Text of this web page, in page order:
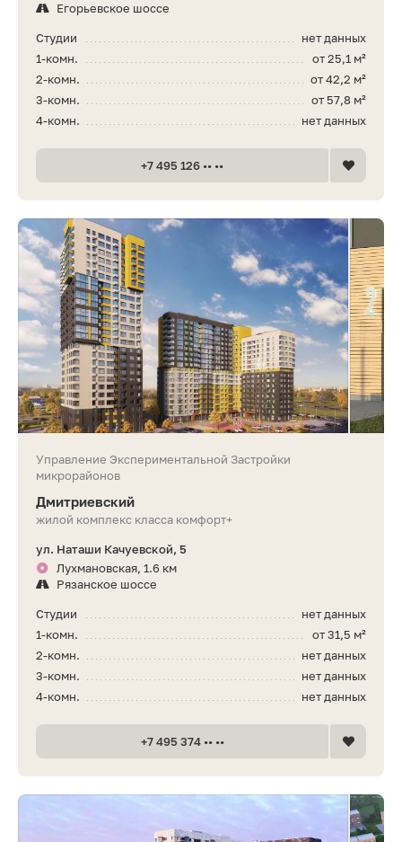
Егорьевское шоссе
нет данных
Студии
от 25,1 м²
1-комн.
от 42,2 м²
2-комн.
от 57,8 м²
3-комн.
нет данных
4-комн.
+7 495 126 •• ••
Управление Экспериментальной Застройки
микрорайонов
Дмитриевский
жилой комплекс класса комфорт+
ул. Наташи Качуевской, 5
Лухмановская, 1.6 км
Рязанское шоссе
нет данных
Студии
от 31,5 м²
1-комн.
нет данных
2-комн.
нет данных
3-комн.
нет данных
4-комн.
+7 495 374 •• ••